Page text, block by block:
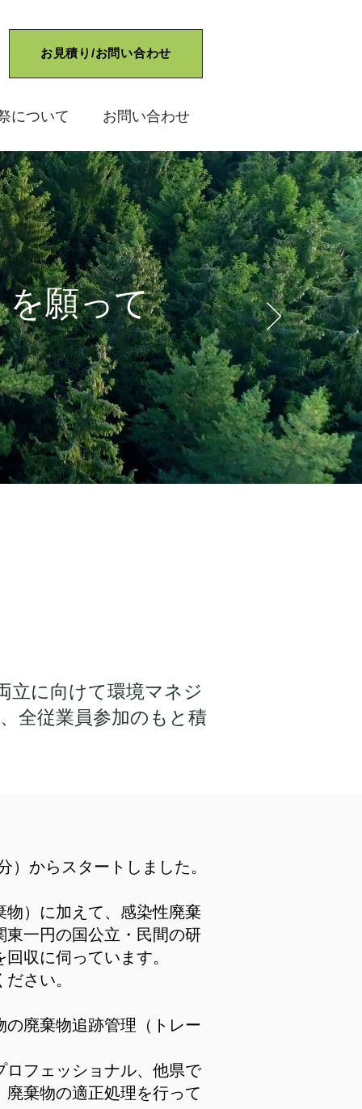
お見積り/お問い合わせ
について お問い合わせ
を願って
立に向けて環境マネジ
全従業員参加のもと積
からスタートしました。
）に加えて、感染性廃棄
一円の国公立・民間の研
収に伺っています。
さい。
廃棄物追跡管理（トレー
ロフェッショナル、他県で
棄物の適正処理を行って